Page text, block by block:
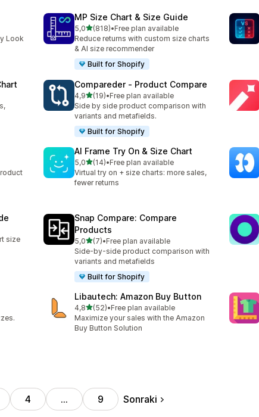
Look
MP Size Chart & Size Guide
5,05 yıldız üzerinden
(818)
toplam 818 değerlendirme
•Free plan available
Reduce returns with custom size charts
& AI size recommender
Built for Shopify
Compareder ‑ Product Compare
4,95 yıldız üzerinden
(19)
toplam 19 değerlendirme
•Free plan available
Side by side product comparison with
variants and metafields.
Built for Shopify
AI Frame Try On & Size Chart
5,05 yıldız üzerinden
(14)
toplam 14 değerlendirme
•Free plan available
Virtual try on + size charts: more sales,
fewer returns
size
Snap Compare: Compare
Products
5,05 yıldız üzerinden
(7)
toplam 7 değerlendirme
•Free plan available
Side-by-side product comparison with
variants and metafields
Built for Shopify
Libautech: Amazon Buy Button
4,85 yıldız üzerinden
(52)
toplam 52 değerlendirme
•Free plan available
Maximize your sales with the Amazon
Buy Button Solution
4 … 9 Sonraki